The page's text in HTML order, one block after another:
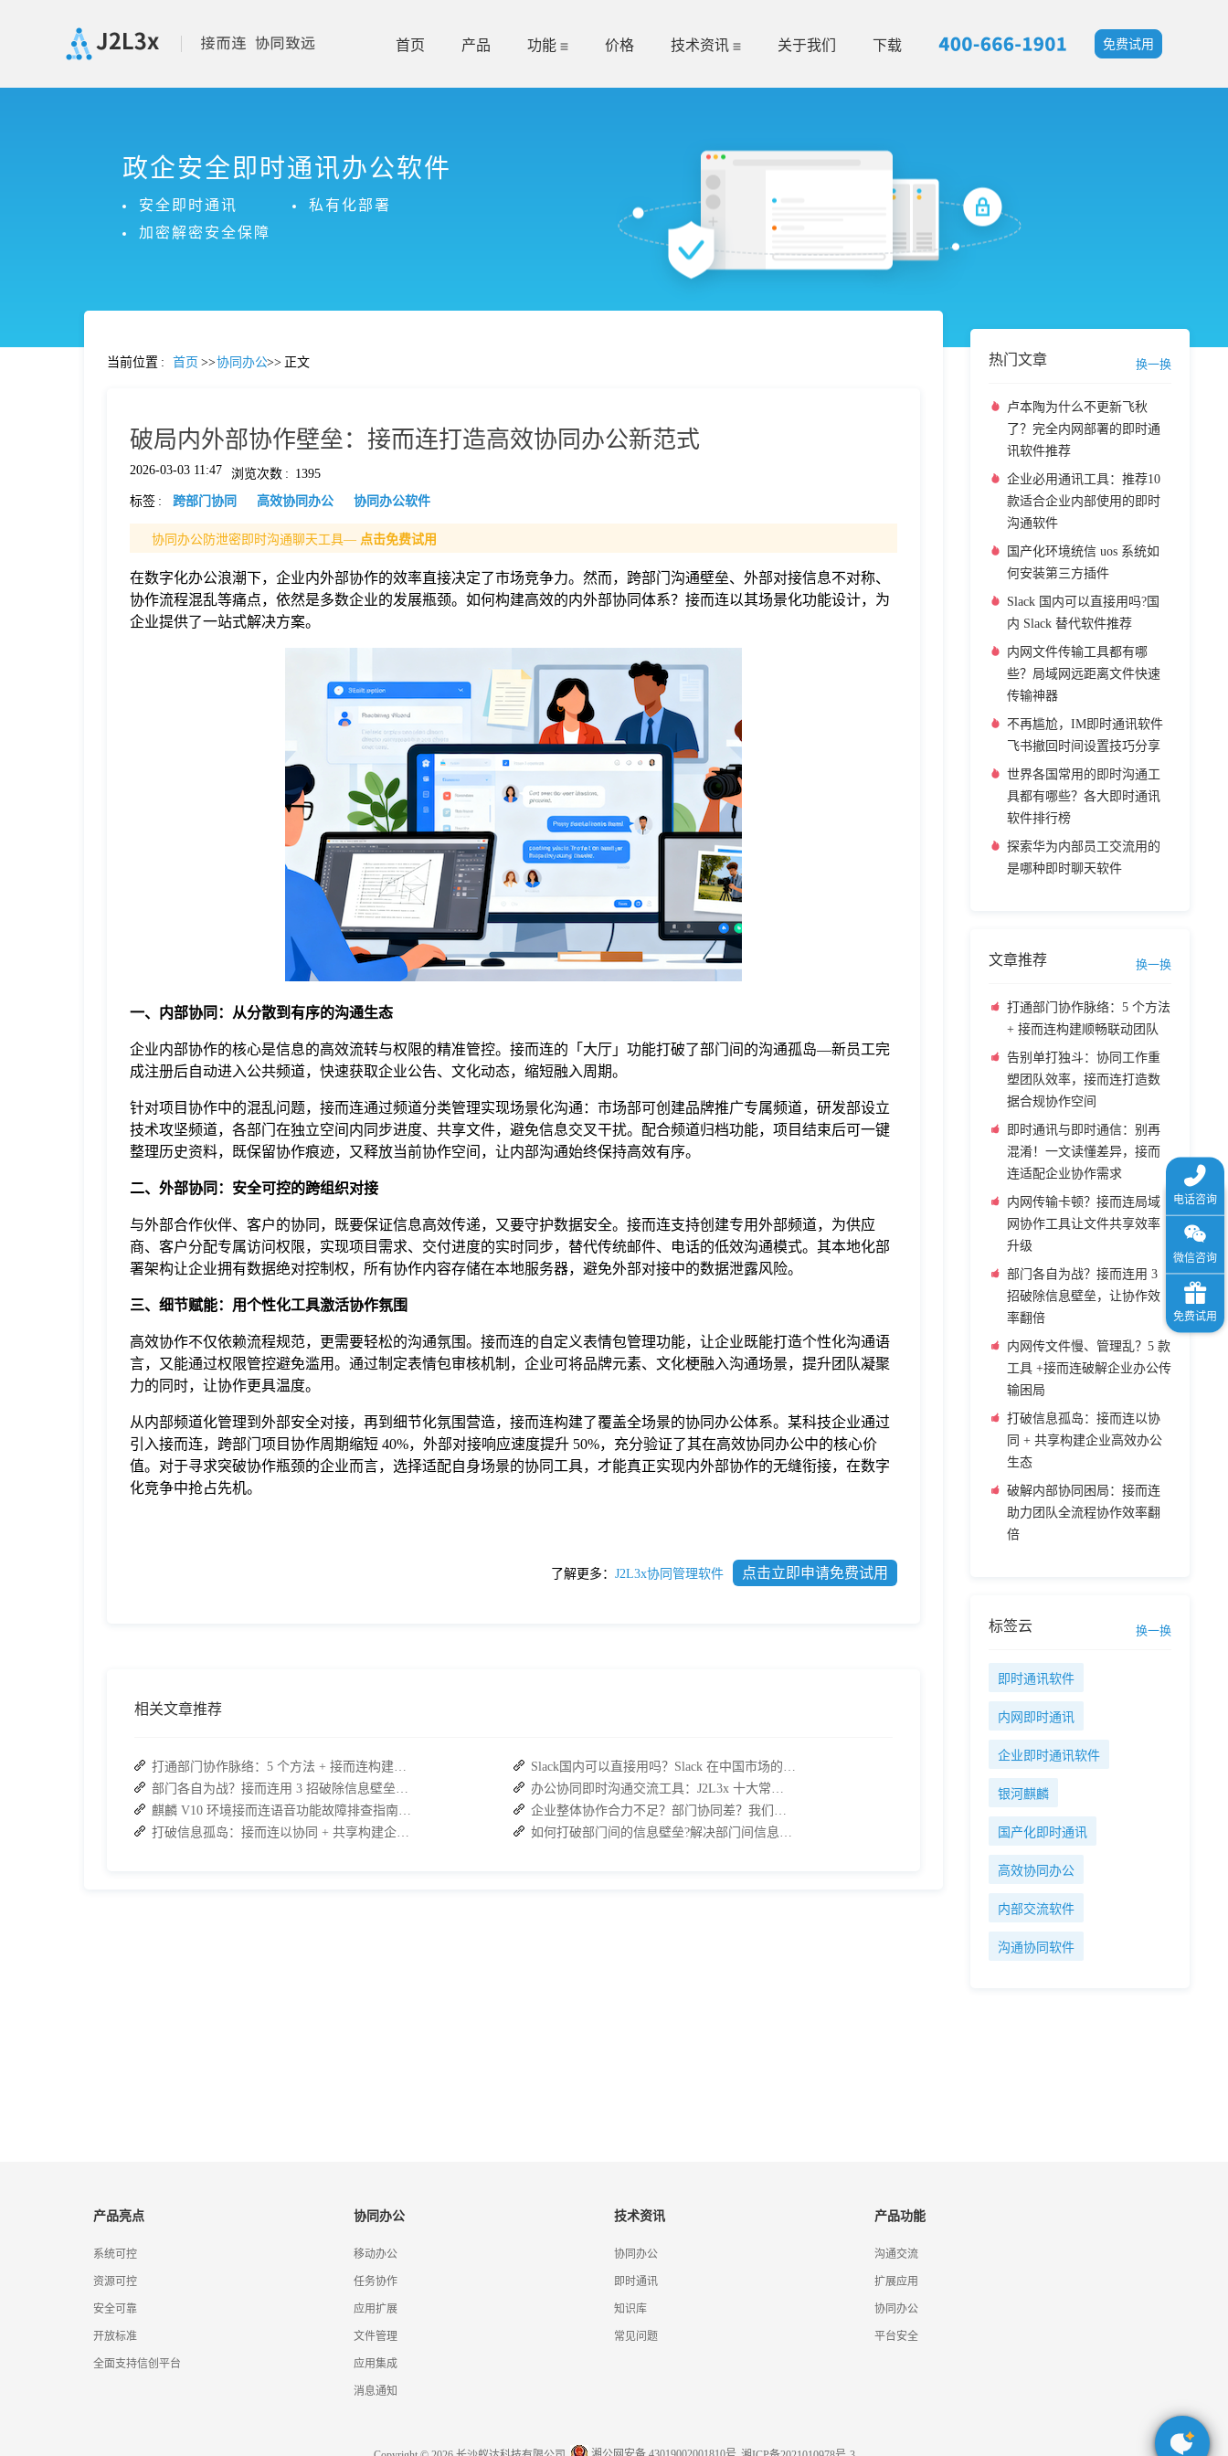
首页 产品 功能 价格 技术资讯 关于我们 下载 免费试用
政企安全即时通讯办公软件
安全即时通讯
私有化部署
加密解密安全保障
当前位置 : 首页 >>协同办公>> 正文
破局内外部协作壁垒：接而连打造高效协同办公新范式
2026-03-03 11:47 浏览次数 : 1395
标签 : 跨部门协同 高效协同办公 协同办公软件
协同办公防泄密即时沟通聊天工具— 点击免费试用
在数字化办公浪潮下，企业内外部协作的效率直接决定了市场竞争力。然而，跨部门沟通壁垒、外部对接信息不对称、
协作流程混乱等痛点，依然是多数企业的发展瓶颈。如何构建高效的内外部协同体系？接而连以其场景化功能设计，为
企业提供了一站式解决方案。
一、内部协同：从分散到有序的沟通生态
企业内部协作的核心是信息的高效流转与权限的精准管控。接而连的「大厅」功能打破了部门间的沟通孤岛—新员工完
成注册后自动进入公共频道，快速获取企业公告、文化动态，缩短融入周期。
针对项目协作中的混乱问题，接而连通过频道分类管理实现场景化沟通：市场部可创建品牌推广专属频道，研发部设立
技术攻坚频道，各部门在独立空间内同步进度、共享文件，避免信息交叉干扰。配合频道归档功能，项目结束后可一键
整理历史资料，既保留协作痕迹，又释放当前协作空间，让内部沟通始终保持高效有序。
二、外部协同：安全可控的跨组织对接
与外部合作伙伴、客户的协同，既要保证信息高效传递，又要守护数据安全。接而连支持创建专用外部频道，为供应
商、客户分配专属访问权限，实现项目需求、交付进度的实时同步，替代传统邮件、电话的低效沟通模式。其本地化部
署架构让企业拥有数据绝对控制权，所有协作内容存储在本地服务器，避免外部对接中的数据泄露风险。
三、细节赋能：用个性化工具激活协作氛围
高效协作不仅依赖流程规范，更需要轻松的沟通氛围。接而连的自定义表情包管理功能，让企业既能打造个性化沟通语
言，又能通过权限管控避免滥用。通过制定表情包审核机制，企业可将品牌元素、文化梗融入沟通场景，提升团队凝聚
力的同时，让协作更具温度。
从内部频道化管理到外部安全对接，再到细节化氛围营造，接而连构建了覆盖全场景的协同办公体系。某科技企业通过
引入接而连，跨部门项目协作周期缩短 40%，外部对接响应速度提升 50%，充分验证了其在高效协同办公中的核心价
值。对于寻求突破协作瓶颈的企业而言，选择适配自身场景的协同工具，才能真正实现内外部协作的无缝衔接，在数字
化竞争中抢占先机。
了解更多： J2L3x协同管理软件 点击立即申请免费试用
相关文章推荐
打通部门协作脉络：5 个方法 + 接而连构建顺畅联动团队
部门各自为战？接而连用 3 招破除信息壁垒，让协作效率翻倍
麒麟 V10 环境接而连语音功能故障排查指南：快速恢复高效协作
打破信息孤岛：接而连以协同 + 共享构建企业高效办公生态
Slack国内可以直接用吗？Slack 在中国市场的使用现状及替代方案探讨
办公协同即时沟通交流工具：J2L3x 十大常用具体功能介绍
企业整体协作合力不足？部门协同差？我们来帮您攻破！
如何打破部门间的信息壁垒?解决部门间信息障碍
热门文章 换一换
卢本陶为什么不更新飞秋
了？完全内网部署的即时通
讯软件推荐
企业必用通讯工具：推荐10
款适合企业内部使用的即时
沟通软件
国产化环境统信 uos 系统如
何安装第三方插件
Slack 国内可以直接用吗?国
内 Slack 替代软件推荐
内网文件传输工具都有哪
些？局域网远距离文件快速
传输神器
不再尴尬，IM即时通讯软件
飞书撤回时间设置技巧分享
世界各国常用的即时沟通工
具都有哪些？各大即时通讯
软件排行榜
探索华为内部员工交流用的
是哪种即时聊天软件
文章推荐 换一换
打通部门协作脉络：5 个方法
+ 接而连构建顺畅联动团队
告别单打独斗：协同工作重
塑团队效率，接而连打造数
据合规协作空间
即时通讯与即时通信：别再
混淆！一文读懂差异，接而
连适配企业协作需求
内网传输卡顿？接而连局域
网协作工具让文件共享效率
升级
部门各自为战？接而连用 3
招破除信息壁垒，让协作效
率翻倍
内网传文件慢、管理乱？5 款
工具 +接而连破解企业办公传
输困局
打破信息孤岛：接而连以协
同 + 共享构建企业高效办公
生态
破解内部协同困局：接而连
助力团队全流程协作效率翻
倍
标签云 换一换
即时通讯软件
内网即时通讯
企业即时通讯软件
银河麒麟
国产化即时通讯
高效协同办公
内部交流软件
沟通协同软件
产品亮点
系统可控
资源可控
安全可靠
开放标准
全面支持信创平台
协同办公
移动办公
任务协作
应用扩展
文件管理
应用集成
消息通知
技术资讯
协同办公
即时通讯
知识库
常见问题
产品功能
沟通交流
扩展应用
协同办公
平台安全